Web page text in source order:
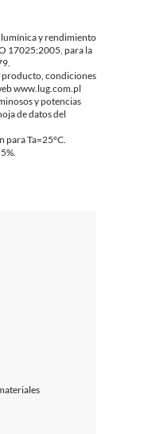
y rendimiento
17025:2005, para la
producto, condiciones
www.lug.com.pl
y potencias
de datos del
para Ta=25°C.